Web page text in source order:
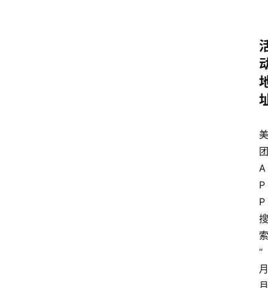
美
团
A
P
P
搜
索
“
月
月